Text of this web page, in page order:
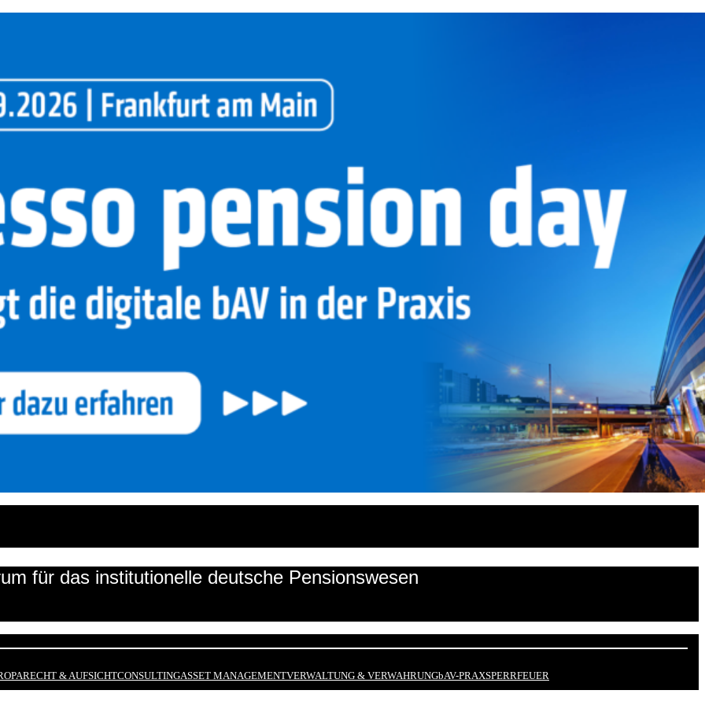
für das institutionelle deutsche Pensionswesen
RECHT & AUFSICHTCONSULTINGASSET MANAGEMENTVERWALTUNG & VERWAHRUNGbAV-PRAXSPERRFEUER